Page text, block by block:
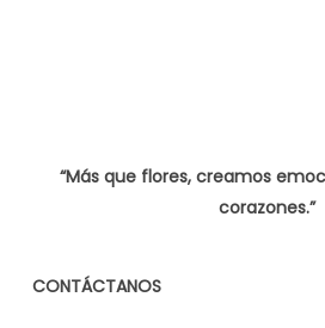
“Más que flores, creamos
corazones.”
CONTÁCTANOS